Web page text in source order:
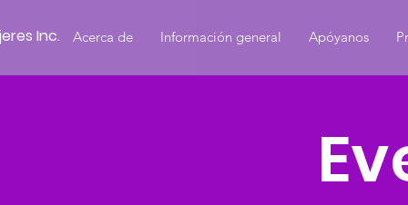
Acerca de Información general Apóyanos
Inc.